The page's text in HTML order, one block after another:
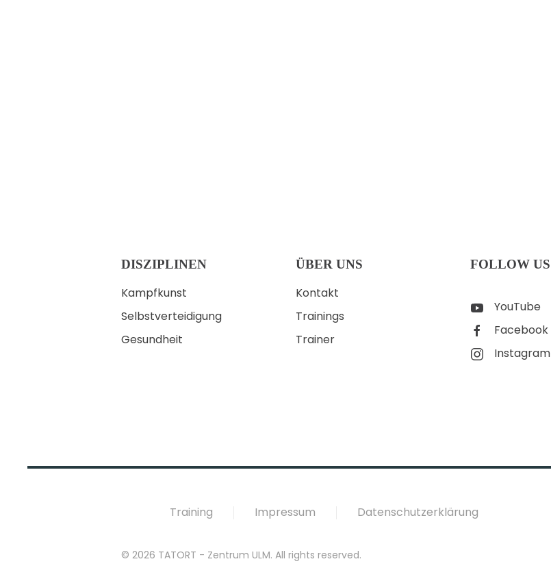
DISZIPLINEN
Kampfkunst
Selbstverteidigung
Gesundheit
ÜBER UNS
Kontakt
Trainings
Trainer
FOLLOW US
YouTube
Facebook
Instagram
Training Impressum Datenschutzerklärung
© 2026 TATORT - Zentrum ULM. All rights reserved.